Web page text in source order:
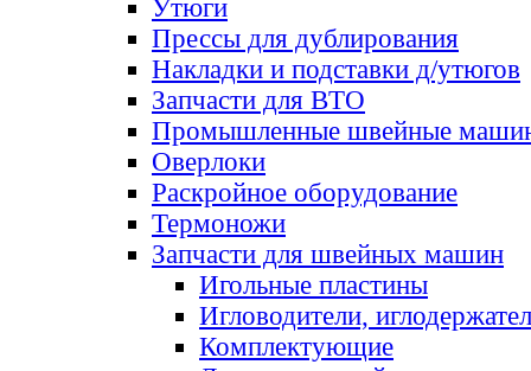
Утюги
Прессы для дублирования
Накладки и подставки д/утюгов
Запчасти для ВТО
Промышленные швейные
Оверлоки
Раскройное оборудование
Термоножи
Запчасти для швейных машин
Игольные пластины
Игловодители,
Комплектующие